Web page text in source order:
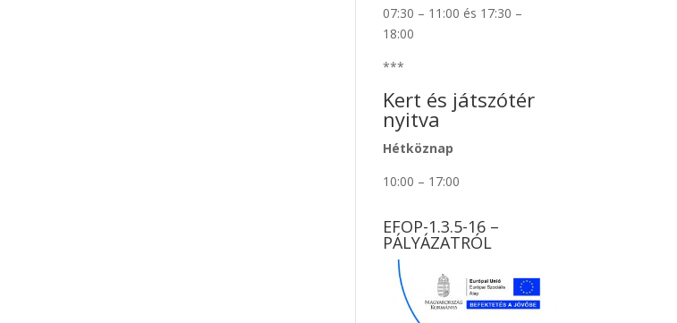
07:30 – 11:00 és 17:30 –
18:00
***
Kert és játszótér
nyitva
Hétköznap
10:00 – 17:00
EFOP-1.3.5-16 –
PÁLYÁZATRÓL